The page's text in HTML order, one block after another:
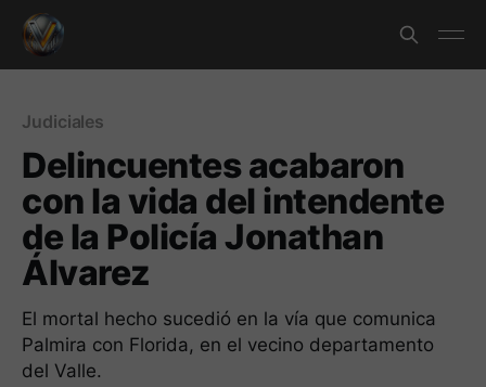
Judiciales
Delincuentes acabaron
con la vida del intendente
de la Policía Jonathan
Álvarez
El mortal hecho sucedió en la vía que comunica
Palmira con Florida, en el vecino departamento
del Valle.